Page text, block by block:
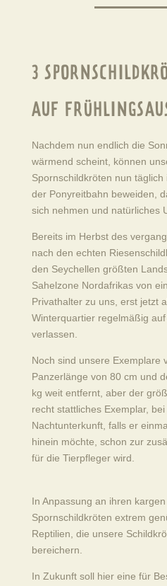
3
AUF
Nachdem nun endlich die
wärmend scheint, können
Spornschildkröten nun
der Ponyreitbahn beweiden,
sich nehmen und natürliches
Bereits im Herbst des
nach den echten
den Seychellen größten
Sahelzone Nordafrikas von
Privathalter zu uns, erst jetzt
Winterquartier regelmäßig
verlassen.
Noch sind unsere Exemplare
Panzerlänge von 80 cm und
kg weit entfernt, aber der
recht stattliches Exemplar,
Nachtunterkunft, falls er
hinein möchte, schon zur
für die Tierpfleger wird.
In Anpassung an ihren
Spornschildkröten extrem
Reptilien, die unsere
bereichern.
In Zukunft soll hier eine für